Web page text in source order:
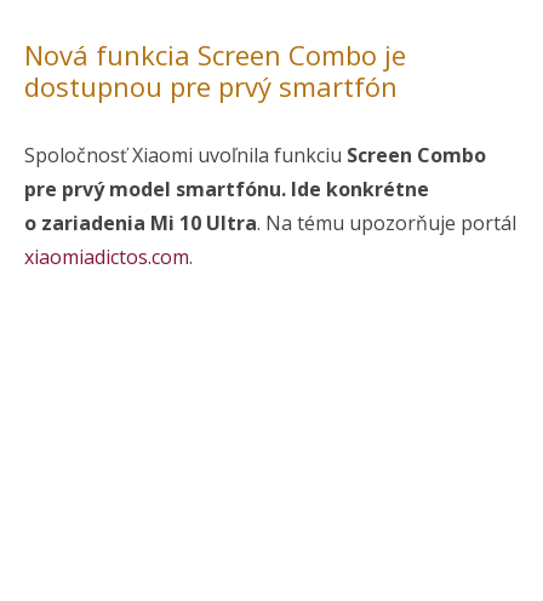
Nová funkcia Screen Combo je
dostupnou pre prvý smartfón
Spoločnosť Xiaomi uvoľnila funkciu Screen Combo
pre prvý model smartfónu. Ide konkrétne
o zariadenia Mi 10 Ultra. Na tému upozorňuje portál
xiaomiadictos.com.